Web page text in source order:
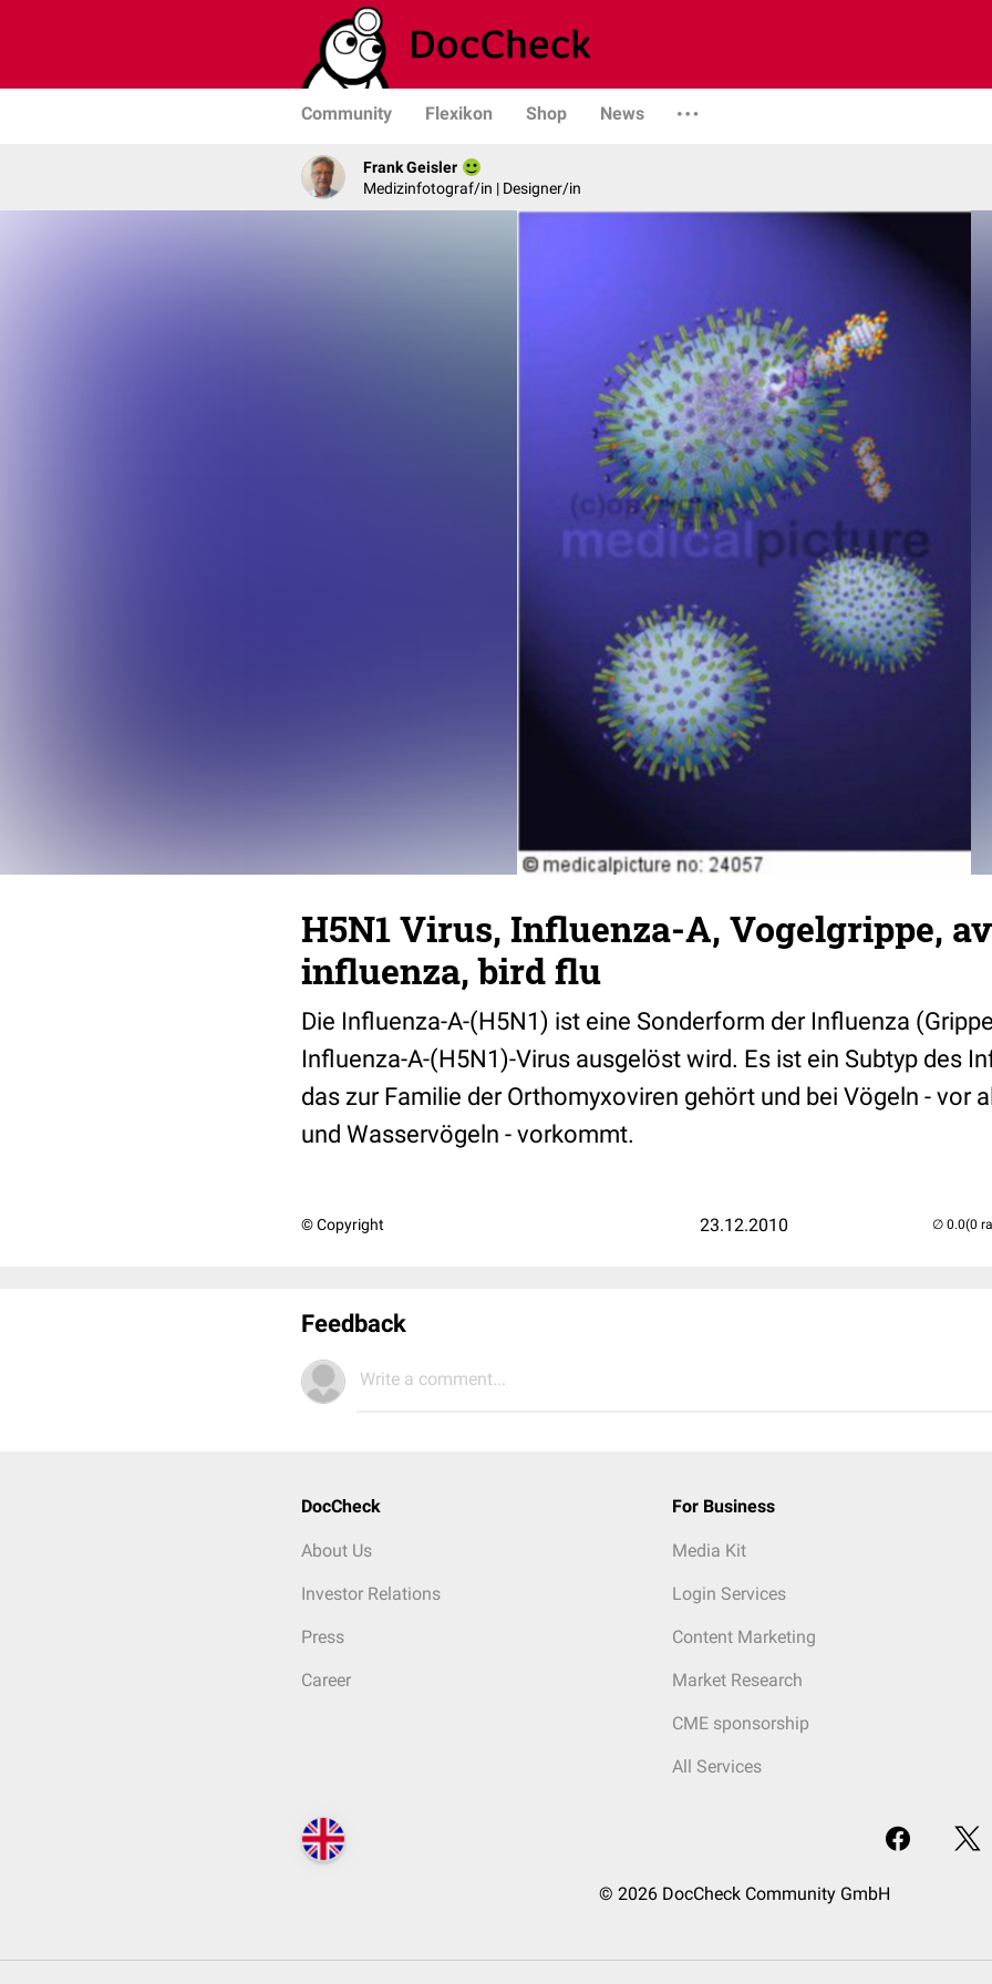
Community Flexikon Shop News
Frank Geisler
Medizinfotograf/in | Designer/in
H5N1 Virus, Influenza-A, Vogelgrippe,
influenza, bird flu
Die Influenza-A-(H5N1) ist eine Sonderform der Influenza
Influenza-A-(H5N1)-Virus ausgelöst wird. Es ist ein Subtyp des
das zur Familie der Orthomyxoviren gehört und bei Vögeln - vor
und Wasservögeln - vorkommt.
© Copyright 23.12.2010 (0
Feedback
Write a comment...
DocCheck
About Us
Investor Relations
Press
Career
For Business
Media Kit
Login Services
Content Marketing
Market Research
CME sponsorship
All Services
© 2026 DocCheck Community GmbH